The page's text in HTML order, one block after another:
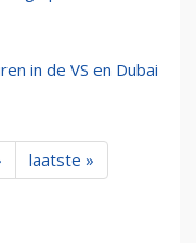
in de VS en Dubai
laatste »